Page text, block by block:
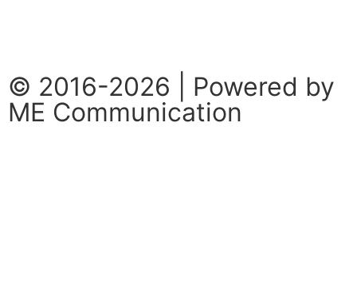
© 2016-2026 | Powered by
ME Communication